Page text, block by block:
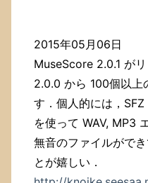
2015年05月06日
MuseScore 2.0.1 が
2.0.0 から 100個以上
す．個人的には，
を使って WAV, MP3
無音のファイルがで
とが嬉しい．